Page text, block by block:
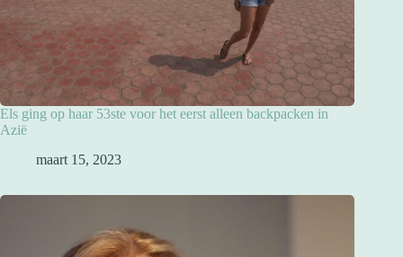
Els ging op haar 53ste voor het eerst alleen backpacken in
Azië
maart 15, 2023